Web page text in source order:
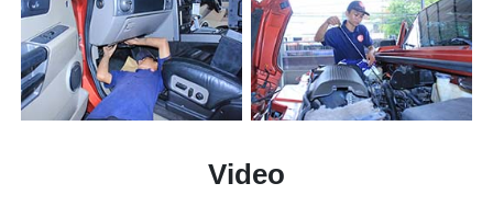
Video